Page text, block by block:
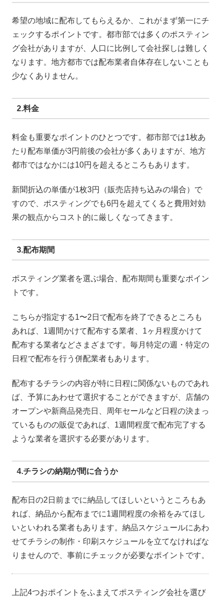
希望の地域に配布してもらえるか、これがまず第一にチ
ェックするポイントです。都市部では多くのポスティン
グ会社がありますが、人口に比例して会社探しは難しく
なります。地方都市では配布業者自体存在しないことも
少なくありません。
2.料金
料金も重要なポイントのひとつです。都市部では1枚あ
たり配布単価が3円前後の会社が多くありますが、地方
都市ではなかには10円を超えるところもあります。
新聞折込の単価が1枚3円（販売店持ち込みの場合）で
すので、ポスティングでも6円を超えてくると費用対効
果の観点からコスト的に厳しくなってきます。
3.配布期間
ポスティング業者を選ぶ場合、配布期間も重要なポイン
トです。
こちらが指定する1〜2日で配布を終了できるところも
あれば、1週間かけて配布する業者、1ヶ月程度かけて
配布する業者などさまざまです。毎月特定の週・特定の
日程で配布を行う併配業者もあります。
配布するチラシの内容が特に日程に関係ないものであれ
ば、予算にあわせて選択することができますが、店舗の
オープンや新商品発売日、周年セールなど日程の決まっ
ているものの販促であれば、1週間程度で配布完了する
ような業者を選択する必要があります。
4.チラシの納期が間に合うか
配布日の2日前までに納品してほしいというところもあ
れば、納品から配布までに1週間程度の余裕をみてほし
いといわれる業者もあります。納品スケジュールにあわ
せてチラシの制作・印刷スケジュールを立てなければな
りませんので、事前にチェックが必要なポイントです。
上記4つおポイントをふまえてポスティング会社を選び